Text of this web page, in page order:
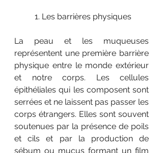
	1. Les barrières physiques
La peau et les muqueuses
représentent une première barrière
physique entre le monde extérieur
et notre corps. Les cellules
épithéliales qui les composent sont
serrées et ne laissent pas passer les
corps étrangers. Elles sont souvent
soutenues par la présence de poils
et cils et par la production de
sébum ou mucus formant un film